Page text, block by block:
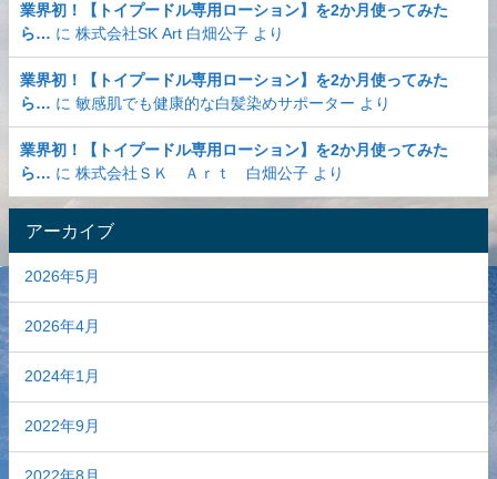
業界初！【トイプードル専用ローション】を2か月使ってみた
ら…
に 株式会社SK Art 白畑公子 より
業界初！【トイプードル専用ローション】を2か月使ってみた
ら…
に 敏感肌でも健康的な白髪染めサポーター より
業界初！【トイプードル専用ローション】を2か月使ってみた
ら…
に 株式会社ＳＫ Ａｒｔ 白畑公子 より
アーカイブ
2026年5月
2026年4月
2024年1月
2022年9月